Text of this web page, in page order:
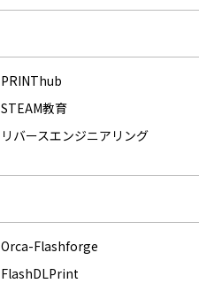
PRINThub
STEAM教育
リバースエンジニアリング
Orca-Flashforge
FlashDLPrint